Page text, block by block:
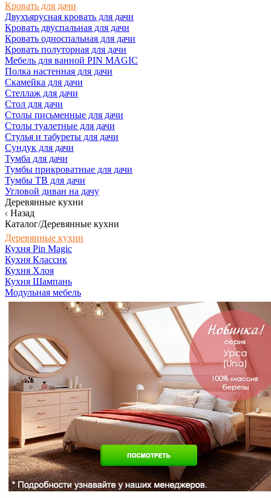
Кровать для дачи
Двухъярусная кровать для дачи
Кровать двуспальная для дачи
Кровать односпальная для дачи
Кровать полуторная для дачи
Мебель для ванной PIN MAGIC
Полка настенная для дачи
Скамейка для дачи
Стеллаж для дачи
Стол для дачи
Столы письменные для дачи
Столы туалетные для дачи
Стулья и табуреты для дачи
Сундук для дачи
Тумба для дачи
Тумбы прикроватные для дачи
Тумбы ТВ для дачи
Угловой диван на дачу
Деревянные кухни
Назад
Каталог/Деревянные кухни
Деревянные кухни
Кухня Pin Magic
Кухня Классик
Кухня Хлоя
Кухня Шампань
Модульная мебель